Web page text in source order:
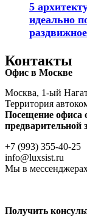
5
идеально
Контакты
Офис в Москве
Москва, 1-ый
Территория
Посещение офиса
предварительной
+7 (993) 355-40-25
info@luxsist.ru
Мы в
Получить